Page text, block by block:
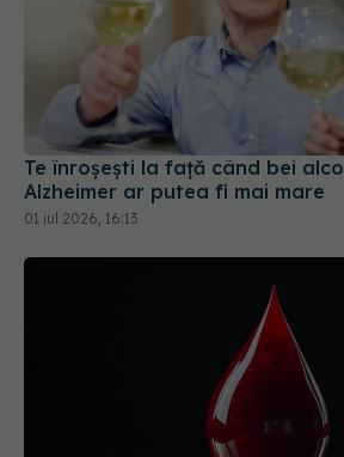
Te înroșești la față când bei
Alzheimer ar putea fi mai mare
01 iul 2026, 16:13